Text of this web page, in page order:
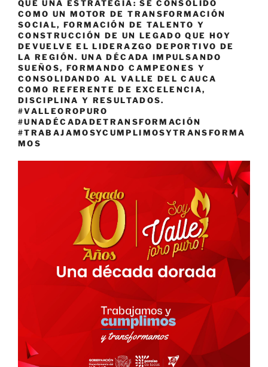
QUE UNA ESTRATEGIA: SE CONSOLIDÓ
COMO UN MOTOR DE TRANSFORMACIÓN
SOCIAL, FORMACIÓN DE TALENTO Y
CONSTRUCCIÓN DE UN LEGADO QUE HOY
DEVUELVE EL LIDERAZGO DEPORTIVO DE
LA REGIÓN. UNA DÉCADA IMPULSANDO
SUEÑOS, FORMANDO CAMPEONES Y
CONSOLIDANDO AL VALLE DEL CAUCA
COMO REFERENTE DE EXCELENCIA,
DISCIPLINA Y RESULTADOS.
#VALLEOROPURO
#UNADÉCADADETRANSFORMACIÓN
#TRABAJAMOSYCUMPLIMOSYTRANSFORMA
MOS